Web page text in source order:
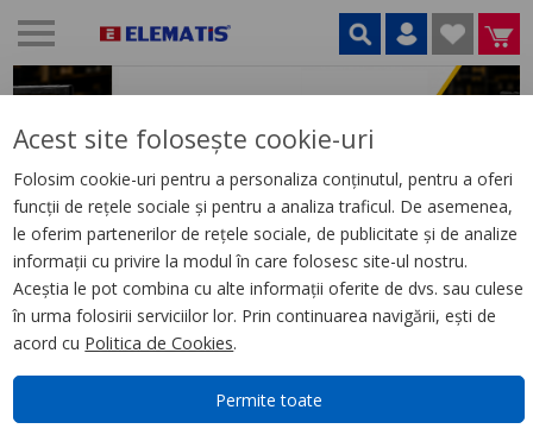
Acest site folosește cookie-uri
Folosim cookie-uri pentru a personaliza conținutul, pentru a oferi
funcții de rețele sociale și pentru a analiza traficul. De asemenea,
le oferim partenerilor de rețele sociale, de publicitate și de analize
informații cu privire la modul în care folosesc site-ul nostru.
Aceștia le pot combina cu alte informații oferite de dvs. sau culese
în urma folosirii serviciilor lor. Prin continuarea navigării, ești de
acord cu Politica de Cookies.
Permite toate